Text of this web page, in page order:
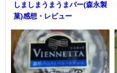
しましまうまうまバー(森永製
菓)感想・レビュー